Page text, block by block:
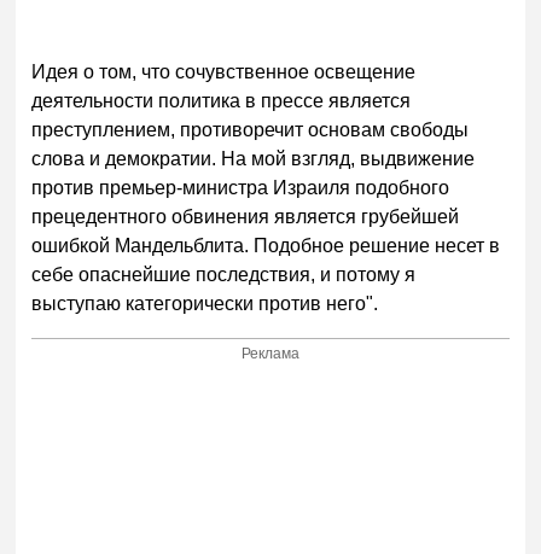
Идея о том, что сочувственное освещение
деятельности политика в прессе является
преступлением, противоречит основам свободы
слова и демократии. На мой взгляд, выдвижение
против премьер-министра Израиля подобного
прецедентного обвинения является грубейшей
ошибкой Мандельблита. Подобное решение несет в
себе опаснейшие последствия, и потому я
выступаю категорически против него".
Реклама